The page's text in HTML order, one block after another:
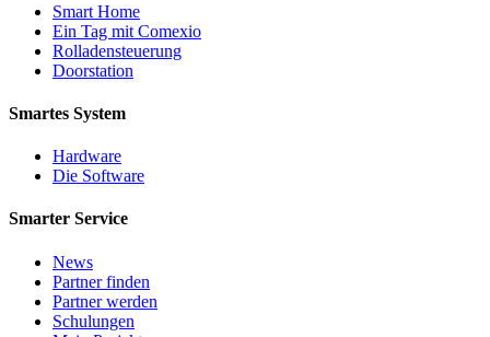
Smart Home
Ein Tag mit Comexio
Rolladensteuerung
Doorstation
Smartes System
Hardware
Die Software
Smarter Service
News
Partner finden
Partner werden
Schulungen